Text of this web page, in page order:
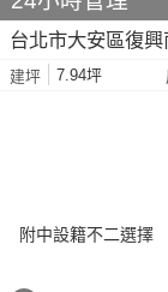
台北市大安區復
建坪 7.94坪